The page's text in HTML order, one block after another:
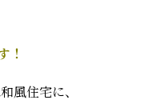
！
風住宅に、